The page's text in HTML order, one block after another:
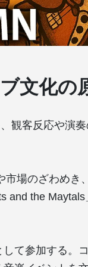
文化の
観客反応や演
市場のざわめき
and the
て参加する。